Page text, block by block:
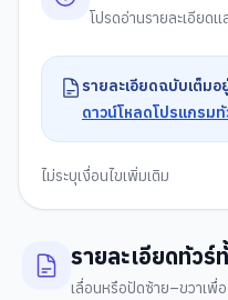
โปรดอ่านรายละเอียด
รายละเอียดฉบับเต็มอ
ดาวน์โหลดโปรแกรมทั
ไม่ระบุเงื่อนไขเพิ่มเติม
รายละเอียดทัวร์
เลื่อนหรือปัดซ้าย–ขวาเพื่